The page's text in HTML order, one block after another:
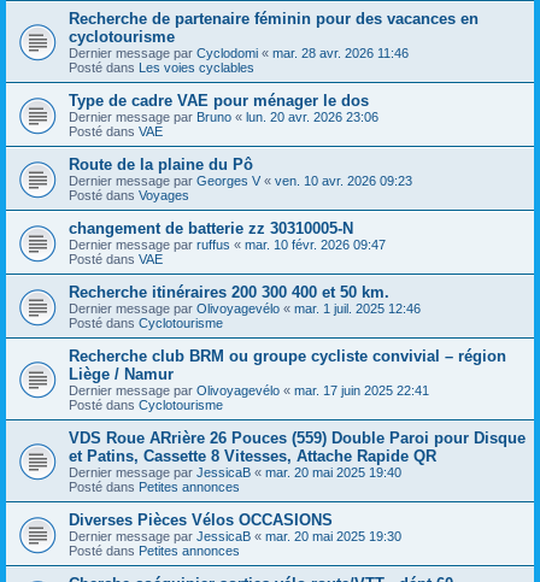
Recherche de partenaire féminin pour des vacances en
cyclotourisme
Dernier message par Cyclodomi « mar. 28 avr. 2026 11:46
Posté dans Les voies cyclables
Type de cadre VAE pour ménager le dos
Dernier message par Bruno « lun. 20 avr. 2026 23:06
Posté dans VAE
Route de la plaine du Pô
Dernier message par Georges V « ven. 10 avr. 2026 09:23
Posté dans Voyages
changement de batterie zz 30310005-N
Dernier message par ruffus « mar. 10 févr. 2026 09:47
Posté dans VAE
Recherche itinéraires 200 300 400 et 50 km.
Dernier message par Olivoyagevélo « mar. 1 juil. 2025 12:46
Posté dans Cyclotourisme
Recherche club BRM ou groupe cycliste convivial – région
Liège / Namur
Dernier message par Olivoyagevélo « mar. 17 juin 2025 22:41
Posté dans Cyclotourisme
VDS Roue ARrière 26 Pouces (559) Double Paroi pour Disque
et Patins, Cassette 8 Vitesses, Attache Rapide QR
Dernier message par JessicaB « mar. 20 mai 2025 19:40
Posté dans Petites annonces
Diverses Pièces Vélos OCCASIONS
Dernier message par JessicaB « mar. 20 mai 2025 19:30
Posté dans Petites annonces